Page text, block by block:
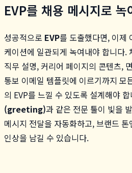
EVP를 채용 메시지로 녹
성공적으로 EVP를 도출했다면, 이제
케이션에 일관되게 녹여내야 합니다.
직무 설명, 커리어 페이지의 콘텐츠,
통보 이메일 템플릿에 이르기까지 모
의 EVP를 느낄 수 있도록 설계해야
(greeting)과 같은 전문 툴이 빛을
메시지 전달을 자동화하고, 브랜드
인상을 남길 수 있습니다.